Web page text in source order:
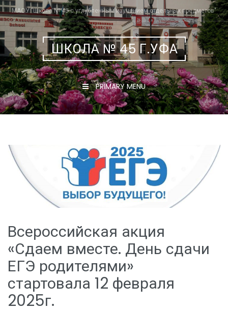
Skip
to
content
МАОУ "Школа № 45 с углубленным изучением отдельных предметов"
ШКОЛА № 45 Г.УФА
PRIMARY MENU
Всероссийская акция
«Сдаем вместе. День сдачи
ЕГЭ родителями»
стартовала 12 февраля
2025г.